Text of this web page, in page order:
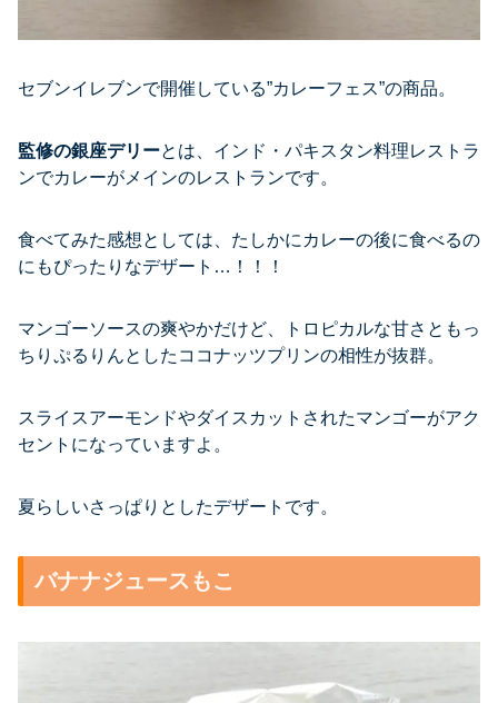
セブンイレブンで開催している”カレーフェス”の商品。
監修の銀座デリーとは、インド・パキスタン料理レストラ
ンでカレーがメインのレストランです。
食べてみた感想としては、たしかにカレーの後に食べるの
にもぴったりなデザート…！！！
マンゴーソースの爽やかだけど、トロピカルな甘さともっ
ちりぷるりんとしたココナッツプリンの相性が抜群。
スライスアーモンドやダイスカットされたマンゴーがアク
セントになっていますよ。
夏らしいさっぱりとしたデザートです。
バナナジュースもこ